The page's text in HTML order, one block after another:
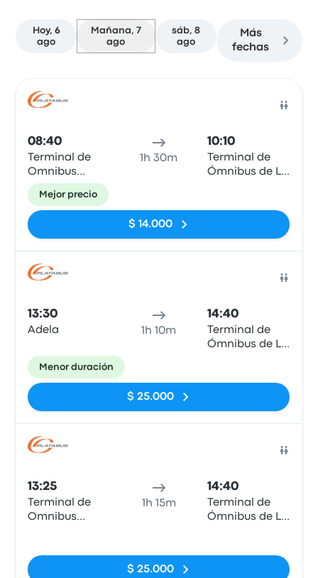
Hoy, 6
ago
Mañana, 7
ago
sáb, 8
ago
Más
fechas
08:40
Terminal de
Omnibus
Chascomus
1h 30m
10:10
Terminal de
Ómnibus de La
Mejor precio
$ 14.000
13:30
Adela 1h 10m
14:40
Terminal de
Ómnibus de La
Menor duración
$ 25.000
13:25
Terminal de
Omnibus
1h 15m
14:40
Terminal de
Ómnibus de La
$ 25.000